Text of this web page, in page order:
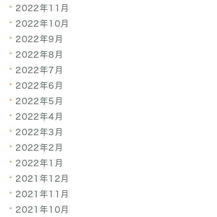
2022年11月
2022年10月
2022年9月
2022年8月
2022年7月
2022年6月
2022年5月
2022年4月
2022年3月
2022年2月
2022年1月
2021年12月
2021年11月
2021年10月